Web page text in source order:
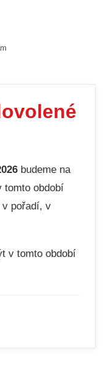
budeme na
tomto období
v pořadí, v
v tomto období